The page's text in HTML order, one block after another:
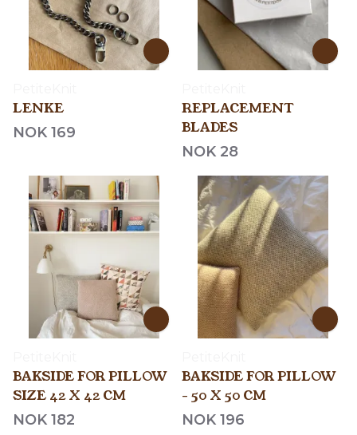
LENKE
NOK 169
REPLACEMENT
BLADES
NOK 28
BAKSIDE FOR PILLOW
SIZE 42 X 42 CM
NOK 182
BAKSIDE FOR PILLOW
- 50 X 50 CM
NOK 196